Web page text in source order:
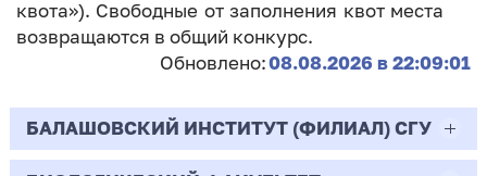
квота»). Свободные от заполнения квот места
возвращаются в общий конкурс.
Обновлено:08.08.2026 в 22:09:01
БАЛАШОВСКИЙ ИНСТИТУТ (ФИЛИАЛ) СГУ